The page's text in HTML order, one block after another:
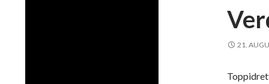
21.